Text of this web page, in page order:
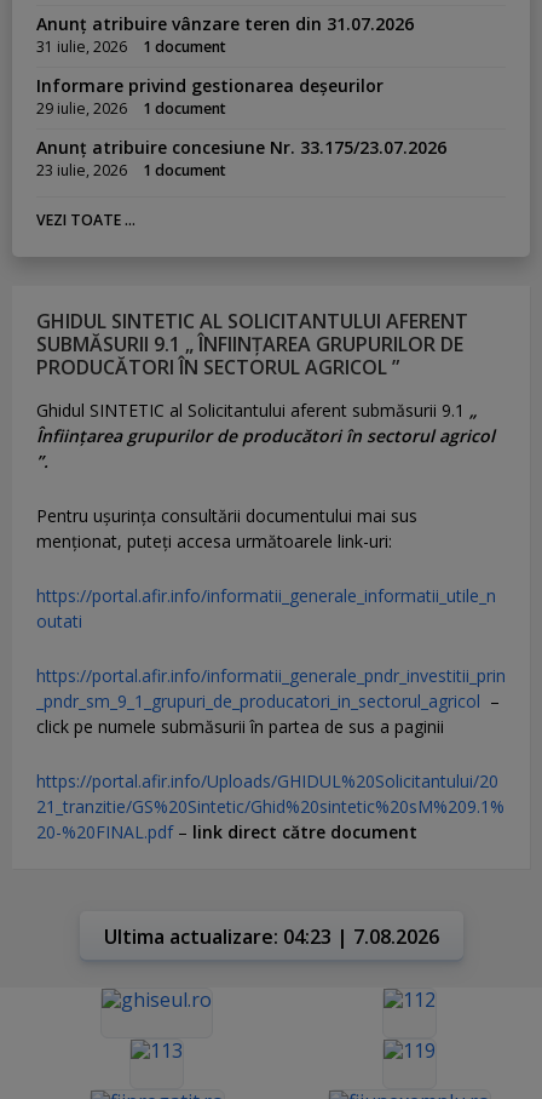
Anunț atribuire vânzare teren din 31.07.2026
31 iulie, 2026 1 document
Informare privind gestionarea deșeurilor
29 iulie, 2026 1 document
Anunț atribuire concesiune Nr. 33.175/23.07.2026
23 iulie, 2026 1 document
VEZI TOATE ...
GHIDUL SINTETIC AL SOLICITANTULUI AFERENT
SUBMĂSURII 9.1 „ ÎNFIINȚAREA GRUPURILOR DE
PRODUCĂTORI ÎN SECTORUL AGRICOL ”
Ghidul SINTETIC al Solicitantului aferent submăsurii 9.1 „
Înființarea grupurilor de producători în sectorul agricol
”.
Pentru uşurinţa consultării documentului mai sus
menţionat, puteţi accesa următoarele link-uri:
https://portal.afir.info/informatii_generale_informatii_utile_n
outati
https://portal.afir.info/informatii_generale_pndr_investitii_prin
_pndr_sm_9_1_grupuri_de_producatori_in_sectorul_agricol –
click pe numele submăsurii în partea de sus a paginii
https://portal.afir.info/Uploads/GHIDUL%20Solicitantului/20
21_tranzitie/GS%20Sintetic/Ghid%20sintetic%20sM%209.1%
20-%20FINAL.pdf– link direct către document
Ultima actualizare: 04:23 | 7.08.2026